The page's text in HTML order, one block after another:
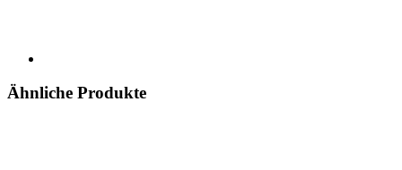
Ähnliche Produkte